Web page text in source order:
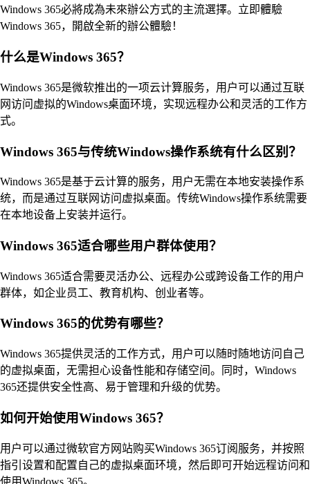
Windows 365必將成為未來辦公方式的主流選擇。立即體驗
Windows 365，開啟全新的辦公體驗！
什么是Windows 365？
Windows 365是微软推出的一项云计算服务，用户可以通过互联
网访问虚拟的Windows桌面环境，实现远程办公和灵活的工作方
式。
Windows 365与传统Windows操作系统有什么区别？
Windows 365是基于云计算的服务，用户无需在本地安装操作系
统，而是通过互联网访问虚拟桌面。传统Windows操作系统需要
在本地设备上安装并运行。
Windows 365适合哪些用户群体使用？
Windows 365适合需要灵活办公、远程办公或跨设备工作的用户
群体，如企业员工、教育机构、创业者等。
Windows 365的优势有哪些？
Windows 365提供灵活的工作方式，用户可以随时随地访问自己
的虚拟桌面，无需担心设备性能和存储空间。同时，Windows
365还提供安全性高、易于管理和升级的优势。
如何开始使用Windows 365？
用户可以通过微软官方网站购买Windows 365订阅服务，并按照
指引设置和配置自己的虚拟桌面环境，然后即可开始远程访问和
使用Windows 365。